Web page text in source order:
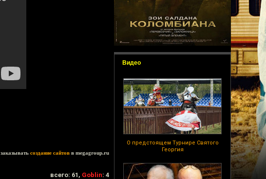
Видео
О предстоящем Турнире Святого
Георгия
заказывать создание сайтов в megagroup.ru
всего: 61, Goblin: 4